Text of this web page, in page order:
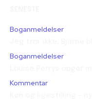
Boganmeldelser
Boganmeldelser
Kommentar